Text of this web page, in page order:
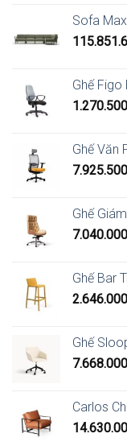
Sofa
Ghế Figo
1.270.500
Ghế Văn
7.925.500
Ghế
7.040.000
Ghế Bar
2.646.000
Ghế
7.668.000
Carlos